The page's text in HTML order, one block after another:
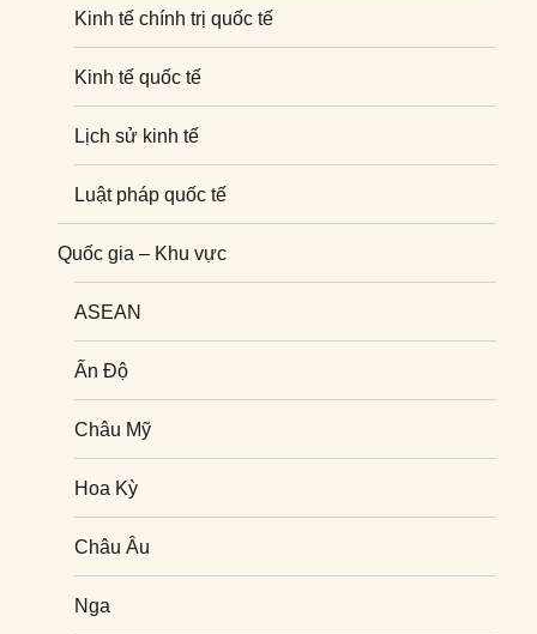
Kinh tế chính trị quốc tế
Kinh tế quốc tế
Lịch sử kinh tế
Luật pháp quốc tế
Quốc gia – Khu vực
ASEAN
Ấn Độ
Châu Mỹ
Hoa Kỳ
Châu Âu
Nga